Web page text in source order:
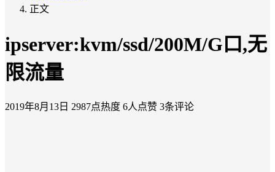
正文
ipserver:kvm/ssd/200M/G口,无
限流量
2019年8月13日 2987点热度 6人点赞 3条评论